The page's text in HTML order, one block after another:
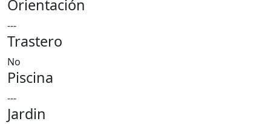
Orientación
---
Trastero
No
Piscina
---
Jardin